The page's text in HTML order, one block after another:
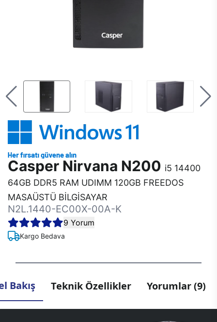
Casper Nirvana N200 i5 14400
64GB DDR5 RAM UDIMM 120GB FREEDOS
MASAÜSTÜ BİLGİSAYAR
N2L.1440-EC00X-00A-K
9 Yorum
Kargo Bedava
Bakış Teknik Özellikler Yorumlar (9)